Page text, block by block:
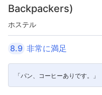
Backpackers)
ホステル
8.9 非常に満足
「パン、コーヒーありです。」